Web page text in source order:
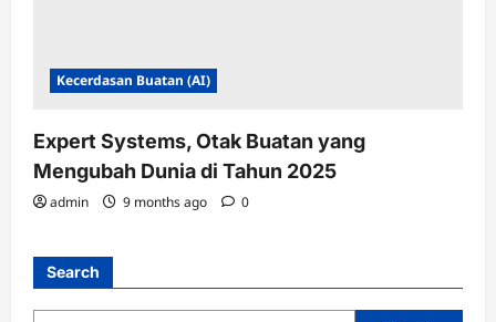
Kecerdasan Buatan (AI)
Expert Systems, Otak Buatan yang
Mengubah Dunia di Tahun 2025
admin 9 months ago 0
Search